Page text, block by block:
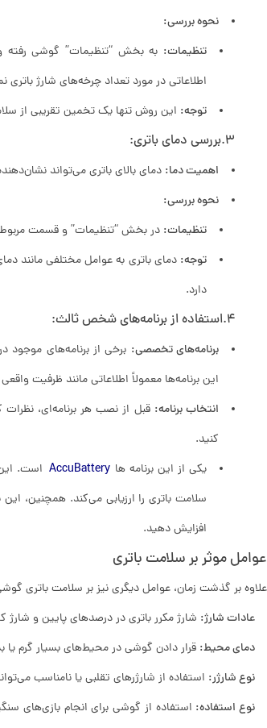
نحوه بررسی:
تنظیمات: به بخش “تنظیمات” گوشی رفته
اطلاعاتی در مورد تعداد چرخه‌های شارژ
توجه: این روش تنها یک تخمین تقریبی از
3.بررسی دمای باتری:
اهمیت دما: دمای بالای باتری می‌تواند
نحوه بررسی:
تنظیمات: در بخش “تنظیمات” و قسمت مربوط
توجه: دمای باتری به عوامل مختلفی مانند
دارد.
4.استفاده از برنامه‌های شخص ثالث:
برنامه‌های تخصصی: برخی از برنامه‌های موجود
این برنامه‌ها معمولاً اطلاعاتی مانند ظرفیت
انتخاب برنامه: قبل از نصب هر برنامه‌ای،
کنید.
یکی از این برنامه ها AccuBattery است.
سلامت باتری را ارزیابی می‌کند. همچنین،
افزایش دهید.
عوامل موثر بر سلامت باتری
علاوه بر گذشت زمان، عوامل دیگری نیز بر سلامت باتری
عادات شارژ: شارژ مکرر باتری در درصدهای پایین و شارژ
دمای محیط: قرار دادن گوشی در محیط‌های بسیار گرم یا
نوع شارژر: استفاده از شارژرهای تقلبی یا نامناسب
نوع استفاده: استفاده از گوشی برای انجام بازی‌های